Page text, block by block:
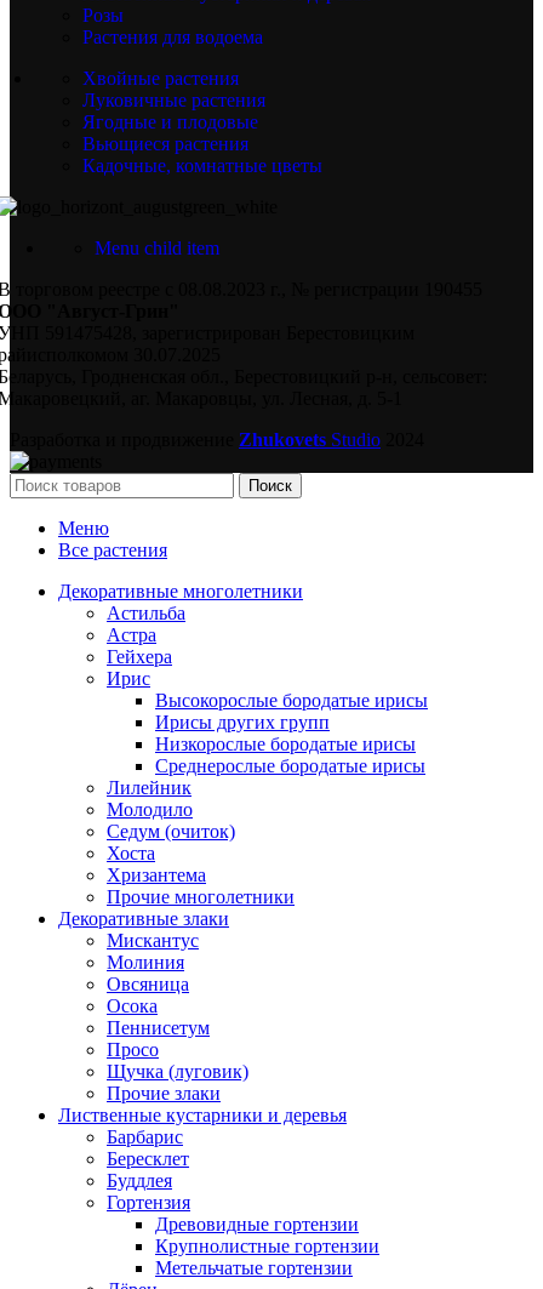
Розы
Растения для водоема
Хвойные растения
Луковичные растения
Ягодные и плодовые
Вьющиеся растения
Кадочные, комнатные цветы
Menu child item
торговом реестре с 08.08.2023 г., № регистрации 190455
"Август-Грин"
591475428, зарегистрирован Берестовицким
30.07.2025
Гродненская обл., Берестовицкий р-н, сельсовет:
аг. Макаровцы, ул. Лесная, д. 5-1
Zhukovets Studio
Поиск
Меню
Все растения
Декоративные многолетники
Астильба
Астра
Гейхера
Ирис
Высокорослые бородатые ирисы
Ирисы других групп
Низкорослые бородатые ирисы
Среднерослые бородатые ирисы
Лилейник
Молодило
Седум (очиток)
Хоста
Хризантема
Прочие многолетники
Декоративные злаки
Мискантус
Молиния
Овсяница
Осока
Пеннисетум
Просо
Щучка (луговик)
Прочие злаки
Лиственные кустарники и деревья
Барбарис
Бересклет
Буддлея
Гортензия
Древовидные гортензии
Крупнолистные гортензии
Метельчатые гортензии